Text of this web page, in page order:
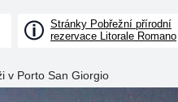
Stránky Pobřežní přírodní
rezervace Litorale Romano
v Porto San Giorgio